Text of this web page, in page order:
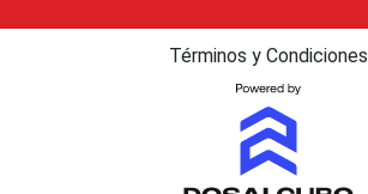
Términos y Condiciones